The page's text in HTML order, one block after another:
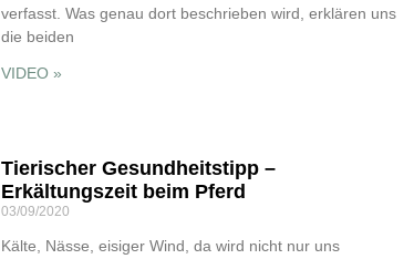
verfasst. Was genau dort beschrieben wird, erklären uns
die beiden
VIDEO »
Tierischer Gesundheitstipp –
Erkältungszeit beim Pferd
03/09/2020
Kälte, Nässe, eisiger Wind, da wird nicht nur uns